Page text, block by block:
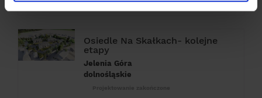
Projektowanie zakończone
Osiedle Na Skałkach- kolejne
etapy
Jelenia Góra
dolnośląskie